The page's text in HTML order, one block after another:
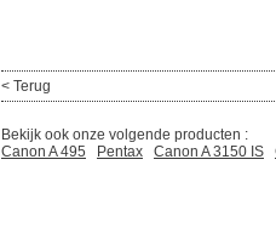
< Terug
Bekijk ook onze volgende producten :
Canon A 495
Pentax Canon A 3150 IS